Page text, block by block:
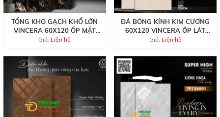
TỔNG KHO GẠCH KHỔ LỚN
VINCERA 60X120 ỐP MẶT
TIỀN
Giá: Liện hệ
ĐÁ BÓNG KÍNH KIM CƯƠNG
60X120 VINCERA ỐP LÁT
VÀNG KEM
Giá: Liện hệ